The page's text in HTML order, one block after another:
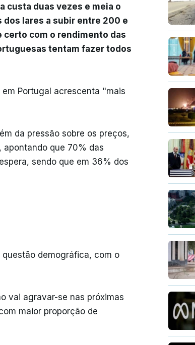
custa duas vezes e meia o
dos lares a subir entre 200 e
certo com o rendimento das
tentam fazer todos
Portugal acrescenta "mais
da pressão sobre os preços,
que 70% das
sendo que em 36% dos
demográfica, com o
vai agravar-se nas próximas
maior proporção de